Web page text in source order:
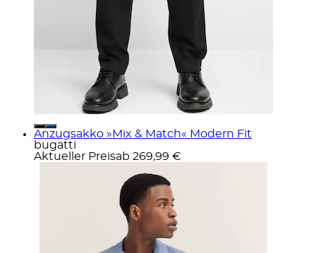
Anzugsakko »Mix & Match« Modern Fit
bugatti
Aktueller Preisab 269,99 €